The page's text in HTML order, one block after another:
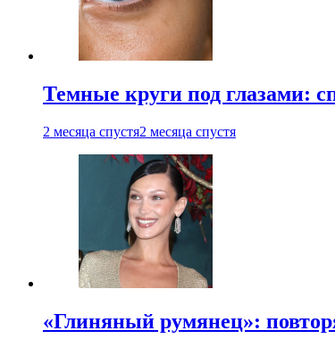
Темные круги под глазами:
2 месяца спустя2 месяца спустя
«Глиняный румянец»: